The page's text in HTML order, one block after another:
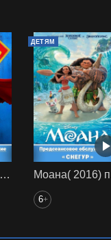
Супергёрл предс. обсл. Снегур
ДЕТЯМ
6+